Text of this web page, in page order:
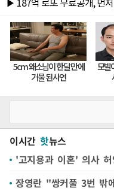
이시간 핫뉴스
'고지용과 이혼' 의사
장영란 "쌍커풀 3번 밖